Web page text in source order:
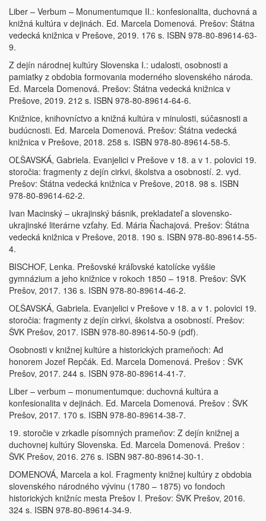
Liber – Verbum – Monumentumque II.: konfesionalita, duchovná a
knižná kultúra v dejinách. Ed. Marcela Domenová. Prešov: Štátna
vedecká knižnica v Prešove, 2019. 176 s. ISBN 978-80-89614-63-
9.
Z dejín národnej kultúry Slovenska I.: udalosti, osobnosti a
pamiatky z obdobia formovania moderného slovenského národa.
Ed. Marcela Domenová. Prešov: Štátna vedecká knižnica v
Prešove, 2019. 212 s. ISBN 978-80-89614-64-6.
Knižnice, knihovníctvo a knižná kultúra v minulosti, súčasnosti a
budúcnosti. Ed. Marcela Domenová. Prešov: Štátna vedecká
knižnica v Prešove, 2018. 258 s. ISBN 978-80-89614-58-5.
OĽŠAVSKÁ, Gabriela. Evanjelici v Prešove v 18. a v 1. polovici 19.
storočia: fragmenty z dejín cirkvi, školstva a osobností. 2. vyd.
Prešov: Štátna vedecká knižnica v Prešove, 2018. 98 s. ISBN
978-80-89614-62-2.
Ivan Macinský – ukrajinský básnik, prekladateľ a slovensko-
ukrajinské literárne vzťahy. Ed. Mária Ňachajová. Prešov: Štátna
vedecká knižnica v Prešove, 2018. 190 s. ISBN 978-80-89614-55-
4.
BISCHOF, Lenka. Prešovské kráľovské katolícke vyššie
gymnázium a jeho knižnice v rokoch 1850 – 1918. Prešov: ŠVK
Prešov, 2017. 136 s. ISBN 978-80-89614-46-2.
OĽŠAVSKÁ, Gabriela. Evanjelici v Prešove v 18. a v 1. polovici 19.
storočia: fragmenty z dejín cirkvi, školstva a osobností. Prešov:
ŠVK Prešov, 2017. ISBN 978-80-89614-50-9 (pdf).
Osobnosti v knižnej kultúre a historických prameňoch: Ad
honorem Jozef Repčák. Ed. Marcela Domenová. Prešov : ŠVK
Prešov, 2017. 244 s. ISBN 978-80-89614-41-7.
Liber – verbum – monumentumque: duchovná kultúra a
konfesionalita v dejinách. Ed. Marcela Domenová. Prešov : ŠVK
Prešov, 2017. 170 s. ISBN 978-80-89614-38-7.
19. storočie v zrkadle písomných prameňov: Z dejín knižnej a
duchovnej kultúry Slovenska. Ed. Marcela Domenová. Prešov :
ŠVK Prešov, 2016. 276 s. ISBN 987-80-89614-30-1.
DOMENOVÁ, Marcela a kol. Fragmenty knižnej kultúry z obdobia
slovenského národného vývinu (1780 – 1875) vo fondoch
historických knižníc mesta Prešov I. Prešov: ŠVK Prešov, 2016.
324 s. ISBN 978-80-89614-34-9.